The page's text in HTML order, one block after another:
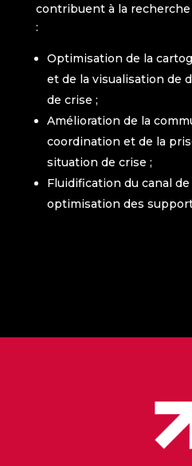
contribuent à la
:
Optimisation de la
et de la visualisation de
de crise ;
Amélioration de la
coordination et de la
situation de crise ;
Fluidification du canal
optimisation des